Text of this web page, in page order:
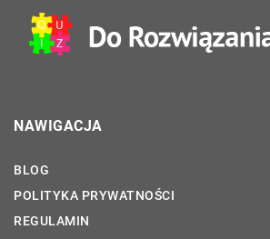
NAWIGACJA
BLOG
POLITYKA PRYWATNOŚCI
REGULAMIN